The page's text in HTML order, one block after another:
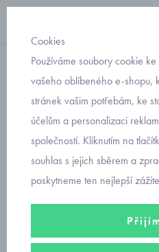
pyžamo krátké
Cornette
dívčí pyžamo
Cookies
Používáme soubory cookie
vašeho oblíbeného e-shopu,
stránek vašim potřebám, ke
účelům a personalizaci
společností. Kliknutím na
souhlas s jejich sběrem a
poskytneme ten nejlepší